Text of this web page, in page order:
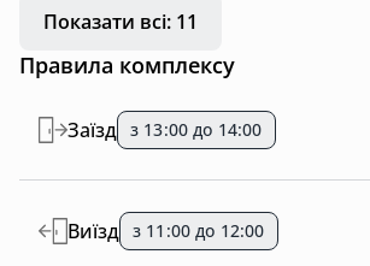
Показати всі: 11
Правила комплексу
Заїзд з 13:00 до 14:00
Виїзд з 11:00 до 12:00